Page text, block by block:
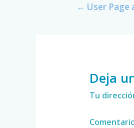
← User Page
Deja
Tu